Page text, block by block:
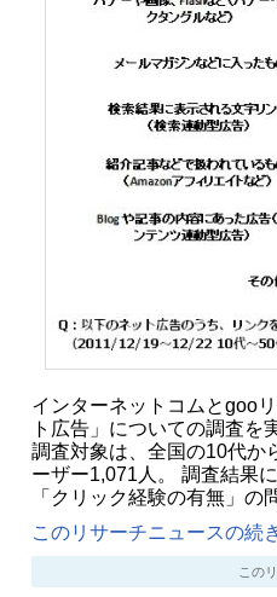
インターネットコムとgoo
ト広告」についての調査を
調査対象は、全国の10代か
ーザー1,071人。 調査結果
「クリック経験の有無」の
このリサーチニュースの続
このリ